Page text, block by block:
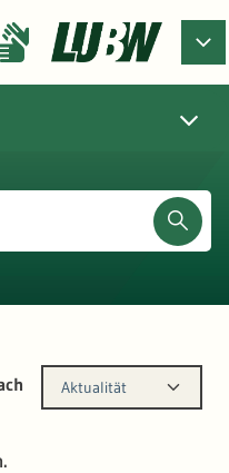
Aktualität